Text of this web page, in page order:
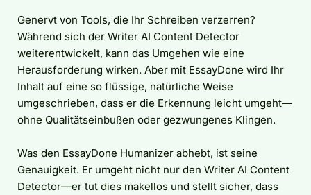
Genervt von Tools, die Ihr Schreiben verzerren?
Während sich der Writer AI Content Detector
weiterentwickelt, kann das Umgehen wie eine
Herausforderung wirken. Aber mit EssayDone wird Ihr
Inhalt auf eine so flüssige, natürliche Weise
umgeschrieben, dass er die Erkennung leicht umgeht—
ohne Qualitätseinbußen oder gezwungenes Klingen.
Was den EssayDone Humanizer abhebt, ist seine
Genauigkeit. Er umgeht nicht nur den Writer AI Content
Detector—er tut dies makellos und stellt sicher, dass